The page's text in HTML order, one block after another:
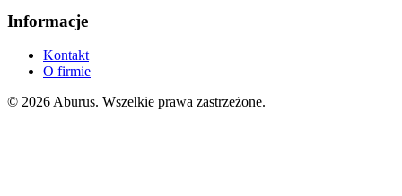
Informacje
Kontakt
O firmie
© 2026 Aburus. Wszelkie prawa zastrzeżone.